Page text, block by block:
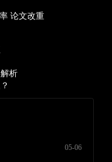
论文改重
析
05-06